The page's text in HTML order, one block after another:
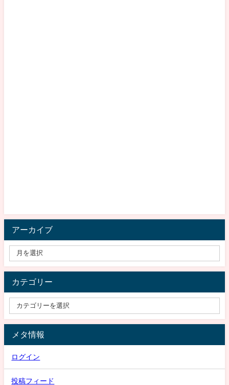
アーカイブ
カテゴリー
メタ情報
ログイン
投稿フィード